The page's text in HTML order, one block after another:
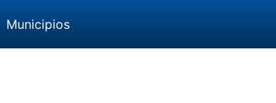
Municipios